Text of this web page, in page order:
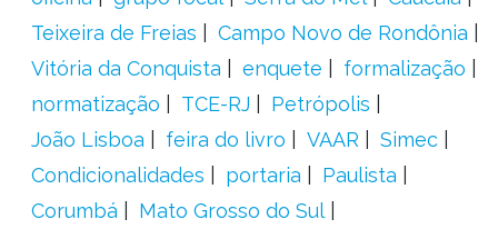
Teixeira de Freias
Campo Novo de Rondônia
Vitória da Conquista
enquete
formalização
normatização
TCE-RJ
Petrópolis
João Lisboa
feira do livro VAAR
Simec
Condicionalidades
portaria
Paulista
Corumbá
Mato Grosso do Sul